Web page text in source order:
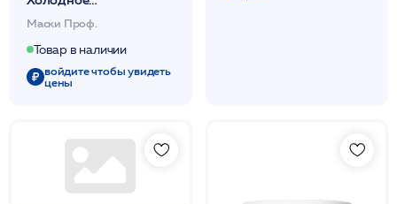
распаривание 200мл
/SetCabinet
Маски Проф.
Товар в наличии
войдите чтобы увидеть
цены